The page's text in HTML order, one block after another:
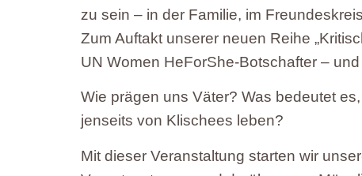
zu sein – in der Familie, im
Zum Auftakt unserer neuen Reihe
UN Women HeForShe-Botschafter –
Wie prägen uns Väter? Was bedeutet
jenseits von Klischees leben?
Mit dieser Veranstaltung starten wir